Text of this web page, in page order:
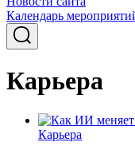
Календарь
Карьера
Карьера